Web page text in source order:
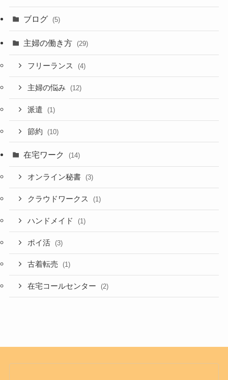
ブログ (5)
主婦の働き方 (29)
フリーランス (4)
主婦の悩み (12)
派遣 (1)
節約 (10)
在宅ワーク (14)
オンライン秘書 (3)
クラウドワークス (1)
ハンドメイド (1)
ポイ活 (3)
古着転売 (1)
在宅コールセンター (2)